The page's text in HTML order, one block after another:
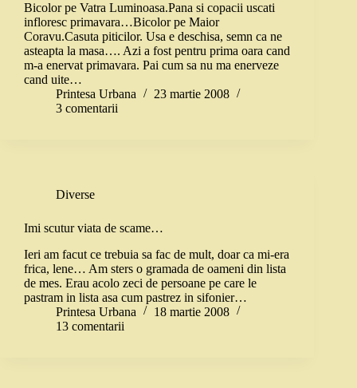
Bicolor pe Vatra Luminoasa.Pana si copacii uscati
infloresc primavara…Bicolor pe Maior
Coravu.Casuta piticilor. Usa e deschisa, semn ca ne
asteapta la masa…. Azi a fost pentru prima oara cand
m-a enervat primavara. Pai cum sa nu ma enerveze
cand uite…
Printesa Urbana
23 martie 2008
3 comentarii
Diverse
Imi scutur viata de scame…
Ieri am facut ce trebuia sa fac de mult, doar ca mi-era
frica, lene… Am sters o gramada de oameni din lista
de mes. Erau acolo zeci de persoane pe care le
pastram in lista asa cum pastrez in sifonier…
Printesa Urbana
18 martie 2008
13 comentarii